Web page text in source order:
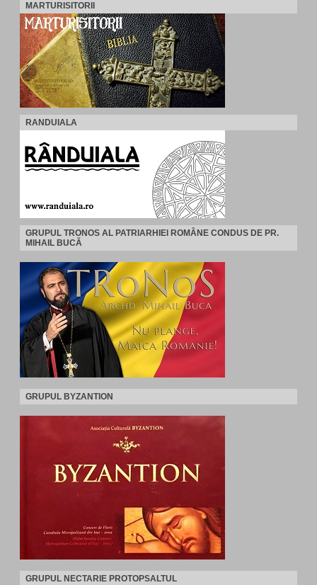
MARTURISITORII
RANDUIALA
GRUPUL TRONOS AL PATRIARHIEI ROMÂNE CONDUS DE PR.
MIHAIL BUCĂ
GRUPUL BYZANTION
GRUPUL NECTARIE PROTOPSALTUL